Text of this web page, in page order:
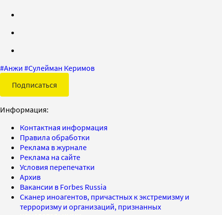
#Анжи #Сулейман Керимов
Подписаться
Информация:
Контактная информация
Правила обработки
Реклама в журнале
Реклама на сайте
Условия перепечатки
Архив
Вакансии в Forbes Russia
Сканер иноагентов, причастных к экстремизму и
терроризму и организаций, признанных